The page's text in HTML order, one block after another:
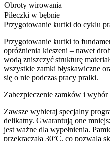
Obroty wirowania
Piłeczki w bębnie
Przygotowanie kurtki do cyklu
Przygotowanie kurtki to
opróżnienia kieszeni – nawet
wodą zniszczyć strukturę
wszystkie zamki błyskawiczne
się o nie podczas pracy pralki.
Zabezpieczenie zamków i wybór
Zawsze wybieraj specjalny
delikatny. Gwarantują one
jest ważne dla wypełnienia.
przekraczała 30°C, co pozwala